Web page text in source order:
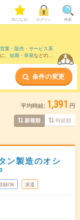
気になる! ログイン 検索
営業・販売・サービス系
、 短期 ・ 単発などの期
けます。 条件の変更
平均時給: 1,391 円
新着順 時給順
ン製造のオシ
録OK 派遣